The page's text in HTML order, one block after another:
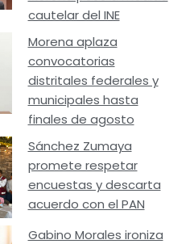
cautelar del INE
Morena aplaza
convocatorias
distritales federales y
municipales hasta
finales de agosto
Sánchez Zumaya
promete respetar
encuestas y descarta
acuerdo con el PAN
Gabino Morales ironiza